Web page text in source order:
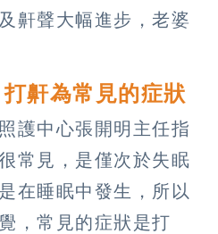
鼾聲大幅進步，老婆
鼾為常見的症狀
護中心張開明主任指
常見，是僅次於失眠
在睡眠中發生，所以
，常見的症狀是打